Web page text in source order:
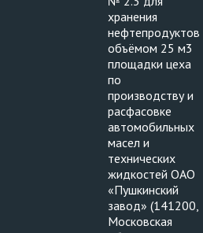
хранения
нефтепродуктов
объёмом 25 м3
площадки цеха
по
производству и
расфасовке
автомобильных
масел и
технических
жидкостей ОАО
«Пушкинский
завод» (141200,
Московская